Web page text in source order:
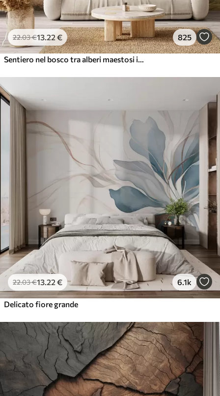
22.03€13 .22 € 825
22.03€13 .22 € 6.1k
Delicato fiore grande